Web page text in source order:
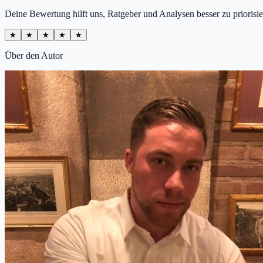
Deine Bewertung hilft uns, Ratgeber und Analysen besser zu
★ ★ ★ ★ ★
Über den Autor